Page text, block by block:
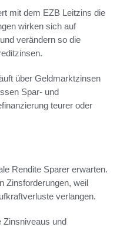
mit dem EZB Leitzins die
wirken sich auf
verändern so die
über Geldmarktzinsen
Spar- und
teurer oder
Rendite Sparer erwarten.
Zinsforderungen, weil
verlangen.
Zinsniveaus und